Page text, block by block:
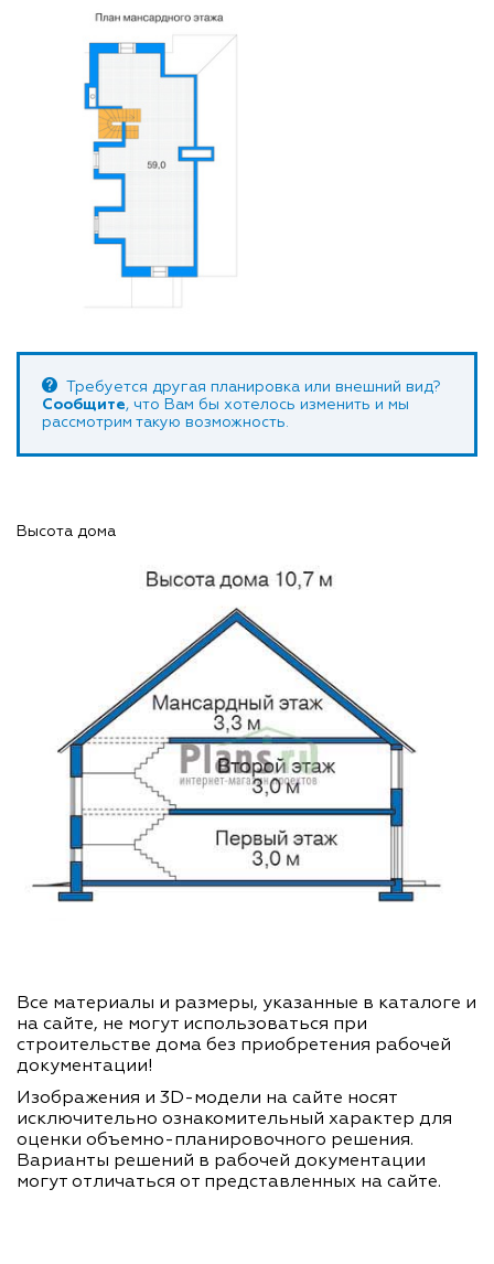
Требуется другая планировка или внешний вид?
Сообщите, что Вам бы хотелось изменить и мы
рассмотрим такую возможность.
Высота дома
Все материалы и размеры, указанные в каталоге и
на сайте, не могут использоваться при
строительстве дома без приобретения рабочей
документации!
Изображения и 3D-модели на сайте носят
исключительно ознакомительный характер для
оценки объемно-планировочного решения.
Варианты решений в рабочей документации
могут отличаться от представленных на сайте.